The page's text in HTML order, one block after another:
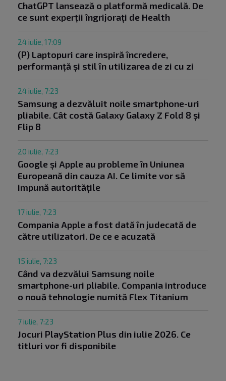
ChatGPT lansează o platformă medicală. De
ce sunt experții îngrijorați de Health
24 iulie, 17:09
(P) Laptopuri care inspiră încredere,
performanță și stil în utilizarea de zi cu zi
24 iulie, 7:23
Samsung a dezvăluit noile smartphone-uri
pliabile. Cât costă Galaxy Galaxy Z Fold 8 și
Flip 8
20 iulie, 7:23
Google și Apple au probleme în Uniunea
Europeană din cauza AI. Ce limite vor să
impună autoritățile
17 iulie, 7:23
Compania Apple a fost dată în judecată de
către utilizatori. De ce e acuzată
15 iulie, 7:23
Când va dezvălui Samsung noile
smartphone-uri pliabile. Compania introduce
o nouă tehnologie numită Flex Titanium
7 iulie, 7:23
Jocuri PlayStation Plus din iulie 2026. Ce
titluri vor fi disponibile